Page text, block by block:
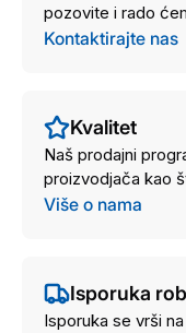
pozovite i rado
Kontaktirajte nas
Kvalitet
Naš prodajni
proizvodjača kao
Više o nama
Isporuka
Isporuka se vrši